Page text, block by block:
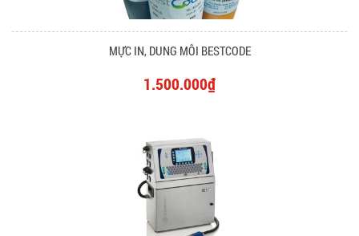
MỰC IN, DUNG MÔI BESTCODE
1.500.000₫